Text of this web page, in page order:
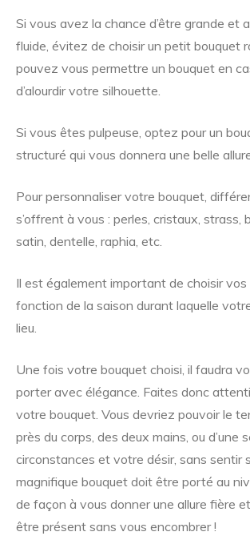
Si vous avez la chance d’être grande et
fluide, évitez de choisir un petit bouquet
pouvez vous permettre un bouquet en
d’alourdir votre silhouette.
Si vous êtes pulpeuse, optez pour un
structuré qui vous donnera une belle
Pour personnaliser votre bouquet,
s’offrent à vous : perles, cristaux, strass,
satin, dentelle, raphia, etc.
Il est également important de choisir vos
fonction de la saison durant laquelle
lieu.
Une fois votre bouquet choisi, il faudra
porter avec élégance. Faites donc
votre bouquet. Vous devriez pouvoir le
près du corps, des deux mains, ou d’une
circonstances et votre désir, sans sentir
magnifique bouquet doit être porté au
de façon à vous donner une allure fière
être présent sans vous encombrer !